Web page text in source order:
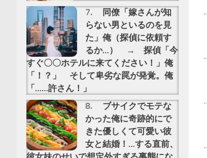
同僚「嫁さんが知
らない男といるのを見
た」俺（探偵に依頼す
るか…） → 探偵「今
すぐ〇〇ホテルに来てください！」俺
「！？」 そして卑劣な罠が発覚。俺
「……許さん！」
ブサイクでモテな
かった俺に奇跡的にで
きた優しくて可愛い彼
女と結婚！…する直前、